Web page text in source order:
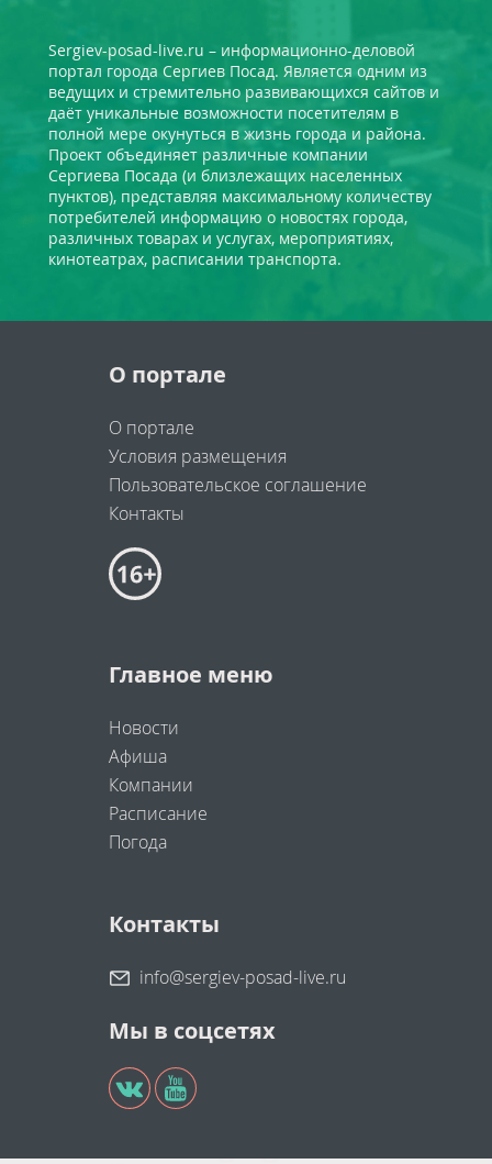
Sergiev-posad-live.ru – информационно-деловой
портал города Сергиев Посад. Является одним из
ведущих и стремительно развивающихся сайтов и
даёт уникальные возможности посетителям в
полной мере окунуться в жизнь города и района.
Проект объединяет различные компании
Сергиева Посада (и близлежащих населенных
пунктов), представляя максимальному количеству
потребителей информацию о новостях города,
различных товарах и услугах, мероприятиях,
кинотеатрах, расписании транспорта.
О портале
О портале
Условия размещения
Пользовательское соглашение
Контакты
Главное меню
Новости
Афиша
Компании
Расписание
Погода
Контакты
info@sergiev-posad-live.ru
Мы в соцсетях